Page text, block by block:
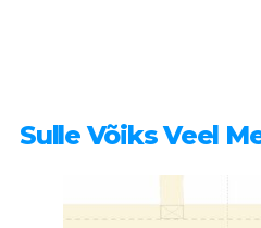
Sulle Võiks Veel